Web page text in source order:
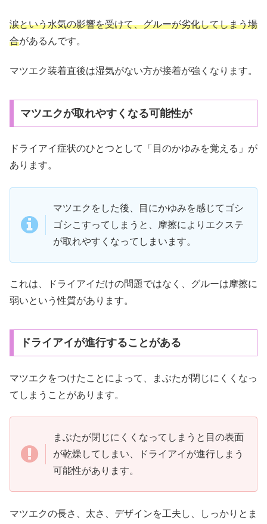
涙という水気の影響を受けて、グルーが劣化してしまう場
合があるんです。
マツエク装着直後は湿気がない方が接着が強くなります。
マツエクが取れやすくなる可能性が
ドライアイ症状のひとつとして「目のかゆみを覚える」が
あります。
マツエクをした後、目にかゆみを感じてゴシ
ゴシこすってしまうと、摩擦によりエクステ
が取れやすくなってしまいます。
これは、ドライアイだけの問題ではなく、グルーは摩擦に
弱いという性質があります。
ドライアイが進行することがある
マツエクをつけたことによって、まぶたが閉じにくくなっ
てしまうことがあります。
まぶたが閉じにくくなってしまうと目の表面
が乾燥してしまい、ドライアイが進行しまう
可能性があります。
マツエクの長さ、太さ、デザインを工夫し、しっかりとま